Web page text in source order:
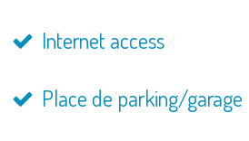
Internet access
Place de parking/garage